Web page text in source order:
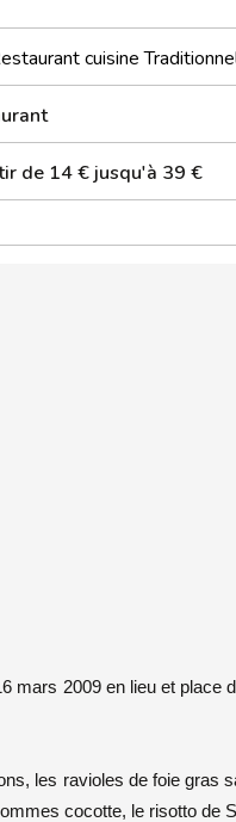
cuisine
de 14 € jusqu'à 39 €
mars 2009 en lieu et place
les ravioles de foie gras
cocotte, le risotto de